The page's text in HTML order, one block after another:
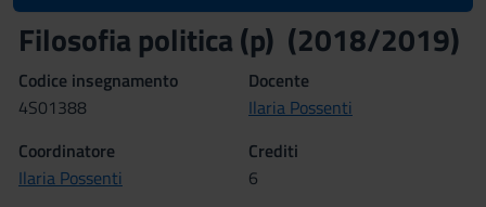
Filosofia politica (p) (2018/2019)
Codice insegnamento
4S01388
Docente
Ilaria Possenti
Coordinatore
Ilaria Possenti
Crediti
6